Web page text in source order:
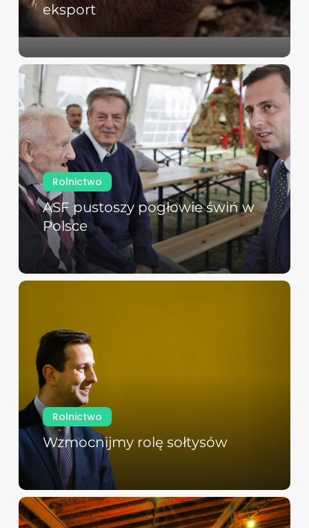
eksport
Rolnictwo
ASF pustoszy pogłowie świń w
Polsce
Rolnictwo
Wzmocnijmy rolę sołtysów